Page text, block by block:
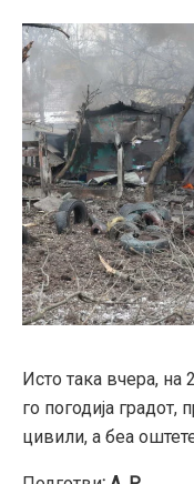
Исто така вчера, на
го погодија
цивили, а беа